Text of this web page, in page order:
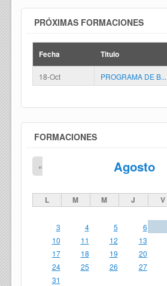
PRÓXIMAS FORMACIONES
Fecha Titulo
18-Oct PROGRAMA DE B...
FORMACIONES
Agosto
«
L M M J V
3
4 5 6
10
11 12 13
17
18 19 20
24
25 26 27
31